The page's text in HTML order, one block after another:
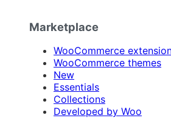
Marketplace
WooCommerce
WooCommerce themes
New
Essentials
Collections
Developed by Woo